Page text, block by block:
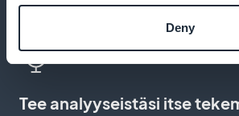
Deny
Tee analyyseistäsi itse